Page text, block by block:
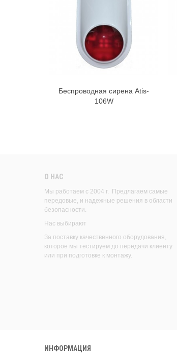
В корзину
Беспроводная сирена Atis-
106W
О НАС
Мы работаем с 2004 г. Предлагаем самые
передовые, и надежные решения в области
безопасности.
Нас выбирают
За поставку качественного оборудования,
которое мы тестируем до передачи клиенту
или при подготовке к монтажу.
ИНФОРМАЦИЯ